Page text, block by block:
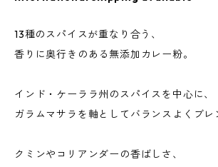
13種のスパイスが重なり合う、
香りに奥行きのある無添加カレー粉。
インド・ケーララ州のスパイスを中心に、
ガラムマサラを軸としてバランスよくブレ
クミンやコリアンダーの香ばしさ、